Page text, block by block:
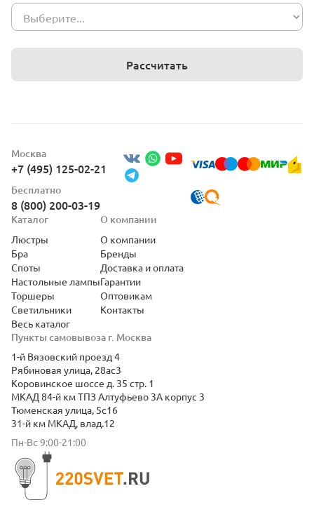
Рассчитать
Москва
+7 (495) 125-02-21
Бесплатно
8 (800) 200-03-19
Пункты самовывоза г. Москва
1-й Вязовский проезд 4
Рябиновая улица, 28ас3
Коровинское шоссе д. 35 стр. 1
МКАД 84-й км ТПЗ Алтуфьево 3А корпус 3
Тюменская улица, 5с16
31-й км МКАД, влад.12
Пн-Вс 9:00-21:00
Каталог
Люстры
Бра
Споты
Настольные лампы
Торшеры
Светильники
Весь каталог
О компании
О компании
Бренды
Доставка и оплата
Гарантии
Оптовикам
Контакты